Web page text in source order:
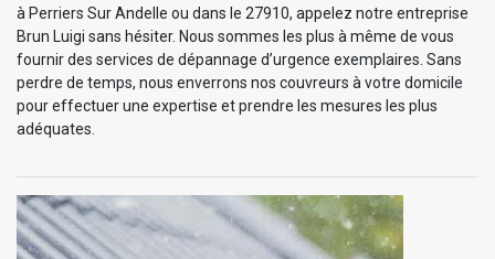
à Perriers Sur Andelle ou dans le 27910, appelez notre entreprise
Brun Luigi sans hésiter. Nous sommes les plus à même de vous
fournir des services de dépannage d’urgence exemplaires. Sans
perdre de temps, nous enverrons nos couvreurs à votre domicile
pour effectuer une expertise et prendre les mesures les plus
adéquates.